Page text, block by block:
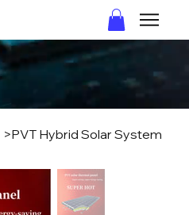
>PVT Hybrid Solar System